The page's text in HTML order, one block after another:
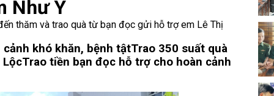
Như Ý
thăm và trao quà từ bạn đọc gửi hỗ trợ em Lê Thị
khó khăn, bệnh tậtTrao 350 suất quà
LộcTrao tiền bạn đọc hỗ trợ cho hoàn cảnh